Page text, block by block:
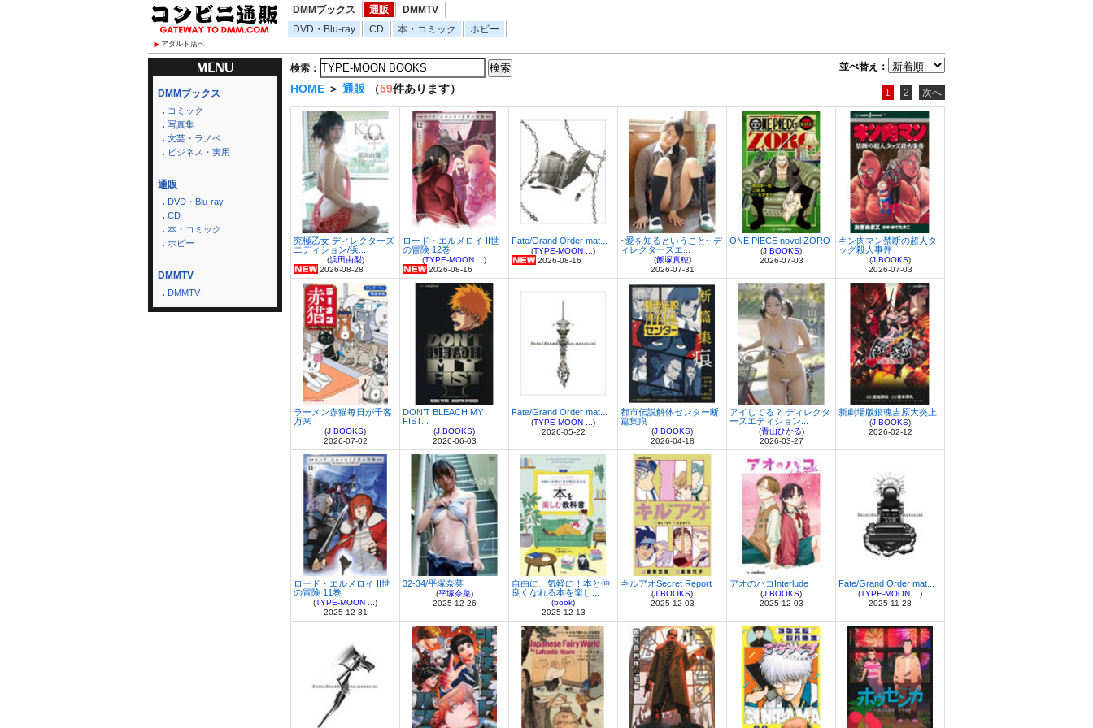
アダルト店へ
DMMブックス 通販
DMMTV
DVD・Blu-ray
CD 本・コミック ホビー
並べ替え：
検索：
HOME ＞ 通販 （59件あります） 1 2 次へ
究極乙女 ディレクターズ
エディション/浜...
(浜田由梨)
2026-08-28
ロード・エルメロイ II世
の冒険 12巻
(TYPE-MOON ...)
2026-08-16
Fate/Grand Order mat...
(TYPE-MOON ...)
2026-08-16
~愛を知るということ~ デ
ィレクターズエ...
(飯塚真穂)
2026-07-31
ONE PIECE novel ZORO
(J BOOKS)
2026-07-03
キン肉マン禁断の超人タ
ッグ殺人事件
(J BOOKS)
2026-07-03
ラーメン赤猫毎日が千客
万来！
(J BOOKS)
2026-07-02
DON’T BLEACH MY
FIST...
(J BOOKS)
2026-06-03
Fate/Grand Order mat...
(TYPE-MOON ...)
2026-05-22
都市伝説解体センター断
篇集痕
(J BOOKS)
2026-04-18
アイしてる？ ディレクタ
ーズエディション...
(青山ひかる)
2026-03-27
新劇場版銀魂吉原大炎上
(J BOOKS)
2026-02-12
ロード・エルメロイ II世
の冒険 11巻
(TYPE-MOON ...)
2025-12-31
32-34/平塚奈菜
(平塚奈菜)
2025-12-26
自由に、気軽に！本と仲
良くなれる本を楽し...
(book)
2025-12-13
キルアオSecret Report
(J BOOKS)
2025-12-03
アオのハコInterlude
(J BOOKS)
2025-12-03
Fate/Grand Order mat...
(TYPE-MOON ...)
2025-11-28
DMMブックス
コミック
写真集
文芸・ラノベ
ビジネス・実用
通販
DVD・Blu-ray
CD
本・コミック
ホビー
DMMTV
DMMTV